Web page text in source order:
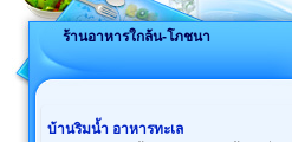
ร้านอาหารใกล้น-โภชนา
บ้านริมน้ำ อาหารทะเล